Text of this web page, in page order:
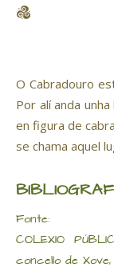
O Cabradouro
Por alí anda
en figura de
se chama aquel
Fonte:
COLEXIO
concello de